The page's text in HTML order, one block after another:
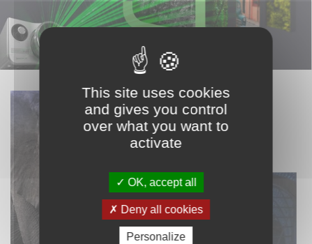
This site uses cookies
and gives you control
over what you want to
activate
OK, accept all
Deny all cookies
Personalize